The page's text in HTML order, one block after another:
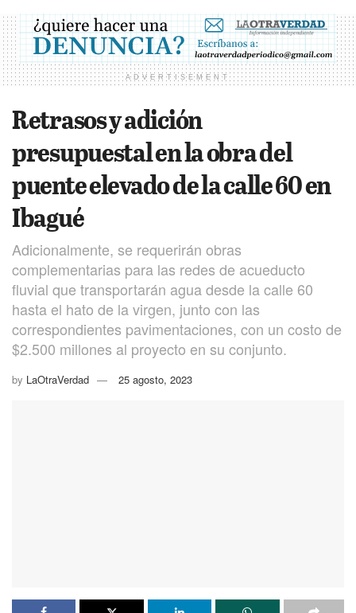
ADVERTISEMENT
Retrasos y adición
presupuestal en la obra del
puente elevado de la calle 60 en
Ibagué
Adicionalmente, se requerirán obras
complementarias para las redes de acueducto
fluvial que transportarán agua desde la calle 60
hasta el hato de la virgen, junto con las
correspondientes pavimentaciones, con un costo de
$2.500 millones al proyecto en su conjunto.
by LaOtraVerdad 25 agosto, 2023